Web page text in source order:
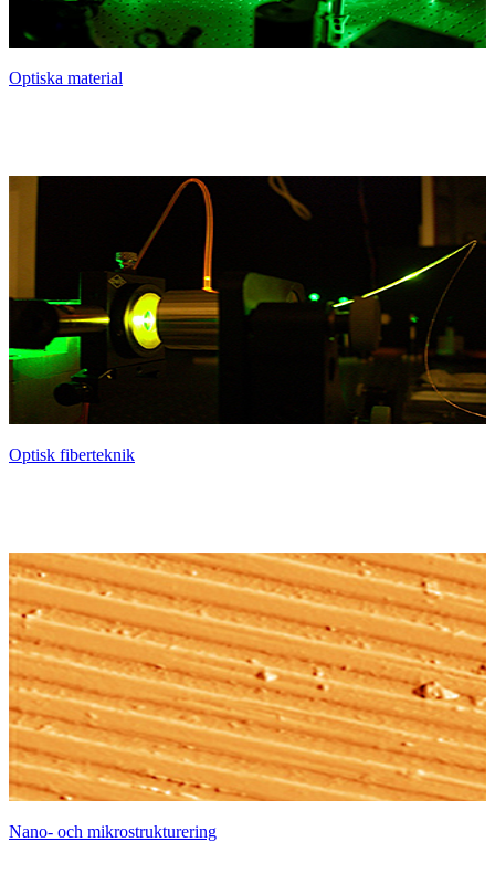
Optiska material
Optisk fiberteknik
Nano- och mikrostrukturering